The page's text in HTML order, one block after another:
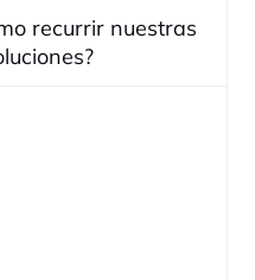
recurrir nuestras